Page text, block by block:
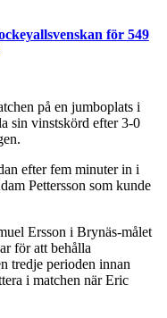
för 549
på en jumboplats i
sin vinstskörd efter 3-0
efter fem minuter in i
Pettersson som kunde
Ersson i Brynäs-målet
för att behålla
tredje perioden innan
i matchen när Eric